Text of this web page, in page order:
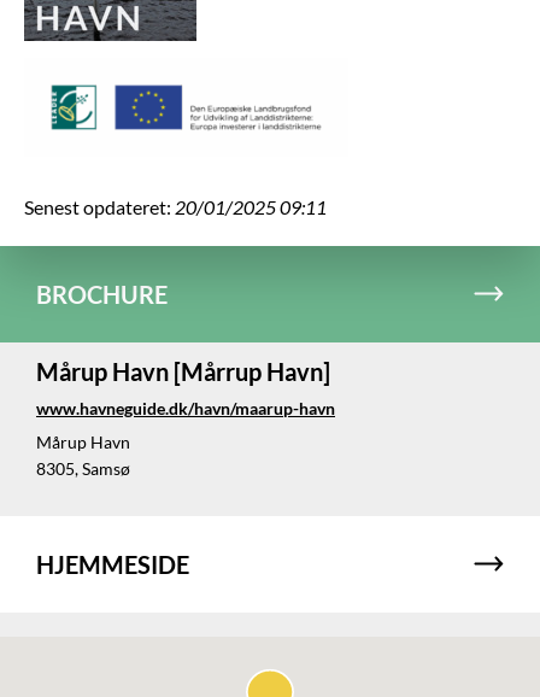
Senest opdateret: 20/01/2025 09:11
BROCHURE
Mårup Havn [Mårrup Havn]
www.havneguide.dk/havn/maarup-havn
Mårup Havn
8305, Samsø
HJEMMESIDE